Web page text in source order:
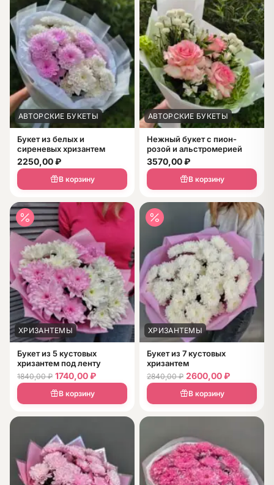
АВТОРСКИЕ БУКЕТЫ
Букет из белых и
сиреневых хризантем
2250,00₽
В корзину
АВТОРСКИЕ БУКЕТЫ
Нежный букет с пион-
розой и альстромерией
3570,00₽
В корзину
ХРИЗАНТЕМЫ
Букет из 5 кустовых
хризантем под ленту
1840,00₽ 1740,00₽
В корзину
ХРИЗАНТЕМЫ
Букет из 7 кустовых
хризантем
2840,00₽ 2600,00₽
В корзину